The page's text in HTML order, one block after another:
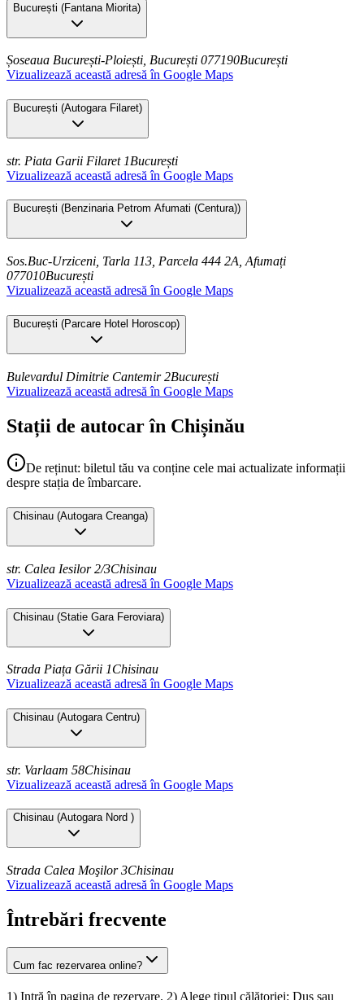
București (Fantana Miorita)
Șoseaua București-Ploiești, București 077190București
Vizualizează această adresă în Google Maps
București (Autogara Filaret)
str. Piata Garii Filaret 1București
Vizualizează această adresă în Google Maps
București (Benzinaria Petrom Afumati (Centura))
Sos.Buc-Urziceni, Tarla 113, Parcela 444 2A, Afumați
077010București
Vizualizează această adresă în Google Maps
București (Parcare Hotel Horoscop)
Bulevardul Dimitrie Cantemir 2București
Vizualizează această adresă în Google Maps
Stații de autocar în Chișinău
De reținut: biletul tău va conține cele mai actualizate informații
despre stația de îmbarcare.
Chisinau (Autogara Creanga)
str. Calea Iesilor 2/3Chisinau
Vizualizează această adresă în Google Maps
Chisinau (Statie Gara Feroviara)
Strada Piața Gării 1Chisinau
Vizualizează această adresă în Google Maps
Chisinau (Autogara Centru)
str. Varlaam 58Chisinau
Vizualizează această adresă în Google Maps
Chisinau (Autogara Nord )
Strada Calea Moşilor 3Chisinau
Vizualizează această adresă în Google Maps
Întrebări frecvente
Cum fac rezervarea online?
1) Intră în pagina de rezervare. 2) Alege tipul călătoriei: Dus sau